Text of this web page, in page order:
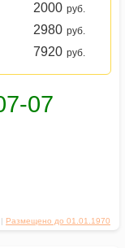
| Размещено до 01.01.1970
2000 руб.
2980 руб.
7920 руб.